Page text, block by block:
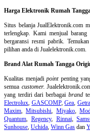
Harga Elektronik Rumah
Situs belanjaJualElektronik.com
terlengkap. Kami menjual
bergaransi resmi pabrik.
pilihan anda di Jualelektronik.com.
Brand Alat Rumah Tangga
Kualitas menjadipointpenting
semua customer.
yang terdiri dari berbagai brand
Electrolux, GASCOMP,Gea, Getra
Maxim,Mitsubishi, Miyako,
Quantum, Regency, Rinnai,
Sunhouse, Uchida, Winn Gas dan